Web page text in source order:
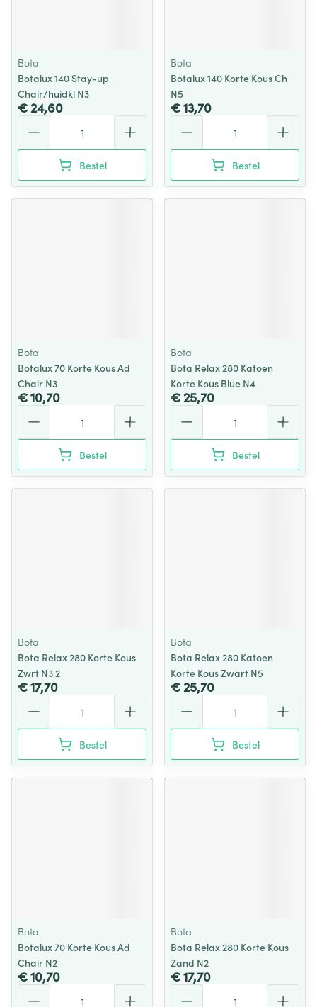
Bota
Botalux 140 Stay-up
Chair/huidkl N3
€ 24,60
Bestel
Bota
Botalux 140 Korte Kous Ch
N5
€ 13,70
Bestel
Bota
Botalux 70 Korte Kous Ad
Chair N3
€ 10,70
Bestel
Bota
Bota Relax 280 Katoen
Korte Kous Blue N4
€ 25,70
Bestel
Bota
Bota Relax 280 Korte Kous
Zwrt N3 2
€ 17,70
Bestel
Bota
Bota Relax 280 Katoen
Korte Kous Zwart N5
€ 25,70
Bestel
Bota
Botalux 70 Korte Kous Ad
Chair N2
€ 10,70
Bota
Bota Relax 280 Korte Kous
Zand N2
€ 17,70